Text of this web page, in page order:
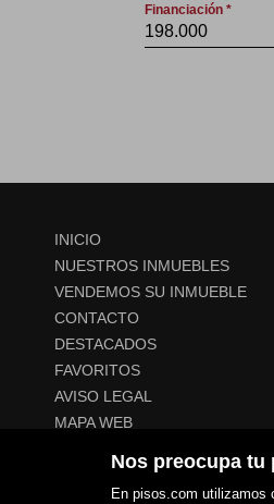
Nos preocupa tu
En pisos.com utilizamos
Financiación *
INICIO
NUESTROS INMUEBLES
VENDEMOS SU INMUEBLE
CONTACTO
DESTACADOS
FAVORITOS
AVISO LEGAL
MAPA WEB